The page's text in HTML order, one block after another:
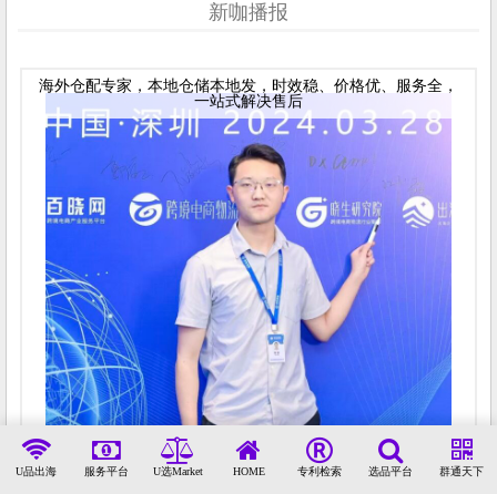
新咖播报
海外仓配专家，本地仓储本地发，时效稳、价格优、服务全，
一站式解决售后
U品出海 服务平台 U选Market HOME 专利检索 选品平台 群通天下